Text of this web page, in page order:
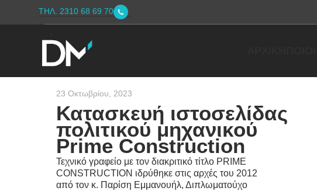
ΤΗΛ. 2310 68 69 70
23 Οκτωβρίου, 2023
Κατασκευή ιστοσελίδας
πολιτικού μηχανικού
Prime Construction
Τεχνικό γραφείο με τον διακριτικό τίτλο PRIME
CONSTRUCTION ιδρύθηκε στις αρχές του 2012
από τον κ. Παρίση Εμμανουήλ, Διπλωματούχο